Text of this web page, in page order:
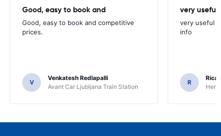
Good, easy to book and
Good, easy to book and competitive
prices.
V
Venkatesh Redlapalli
Avant Car Ljubljana Train Station
very useful
very useful
info
R